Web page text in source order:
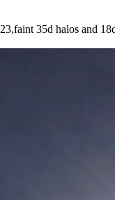
35d halos and